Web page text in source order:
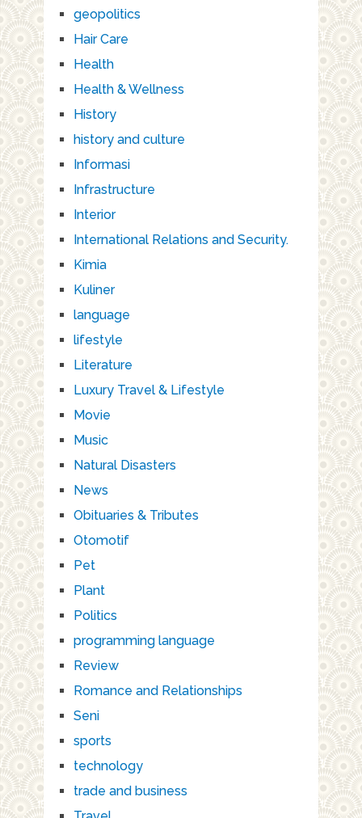
geopolitics
Hair Care
Health
Health & Wellness
History
history and culture
Informasi
Infrastructure
Interior
International Relations and Security.
Kimia
Kuliner
language
lifestyle
Literature
Luxury Travel & Lifestyle
Movie
Music
Natural Disasters
News
Obituaries & Tributes
Otomotif
Pet
Plant
Politics
programming language
Review
Romance and Relationships
Seni
sports
technology
trade and business